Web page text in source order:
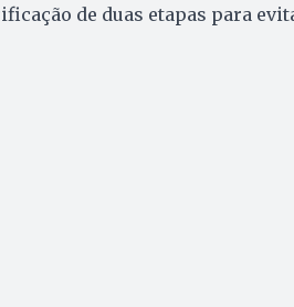
de duas etapas para